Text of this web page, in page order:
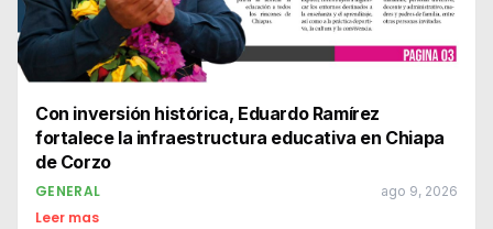
Con inversión histórica, Eduardo Ramírez
fortalece la infraestructura educativa en Chiapa
de Corzo
GENERAL ago 9, 2026
Leer mas